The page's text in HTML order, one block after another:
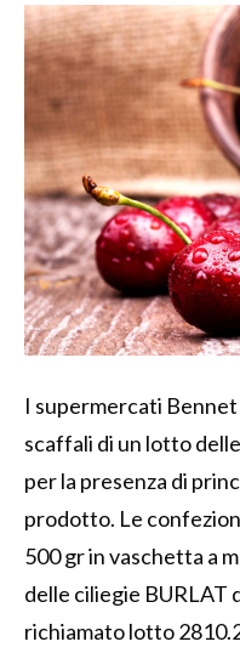
I supermercati
scaffali di un lotto
per la presenza di
prodotto. Le
500 gr in vaschetta a
delle ciliegie
richiamato lotto